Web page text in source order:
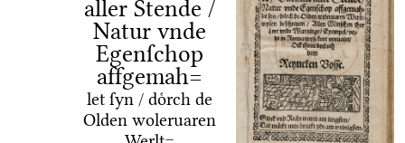
aller Stende /
Natur vnde
Egenſchop
affgemah=
let ſyn / doͤrch de
Olden woleruaren